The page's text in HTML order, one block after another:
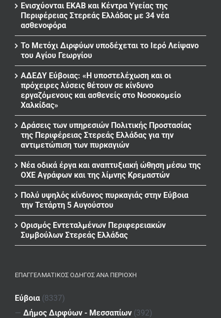
Ενισχύονται ΕΚΑΒ και Κέντρα Υγείας της
Περιφέρειας Στερεάς Ελλάδας με 34 νέα
ασθενοφόρα
Το Μετόχι Διρφύων υποδέχεται το Ιερό Λείψανο
του Αγίου Γεωργίου
ΑΔΕΔΥ Εύβοιας: «Η υποστελέχωση και οι
πρόχειρες λύσεις θέτουν σε κίνδυνο
εργαζόμενους και ασθενείς στο Νοσοκομείο
Χαλκίδας»
Δράσεις των υπηρεσιών Πολιτικής Προστασίας
της Περιφέρειας Στερεάς Ελλάδας για την
αντιμετώπιση των πυρκαγιών
Νέα οδικά έργα και αναπτυξιακή ώθηση μέσω της
ΟΧΕ Αγράφων και της λίμνης Κρεμαστών
Πολύ υψηλός κίνδυνος πυρκαγιάς στην Εύβοια
την Τετάρτη 5 Αυγούστου
Ορισμός Εντεταλμένων Περιφερειακών
Συμβούλων Στερεάς Ελλάδας
ΕΠΑΓΓΕΛΜΑΤΙΚΌΣ ΟΔΗΓΌΣ ΑΝΆ ΠΕΡΙΟΧΉ
Εύβοια (8337)
— Δήμος Διρφύων - Μεσσαπίων (392)